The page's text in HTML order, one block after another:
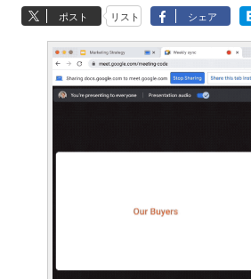
ポスト リスト シェア